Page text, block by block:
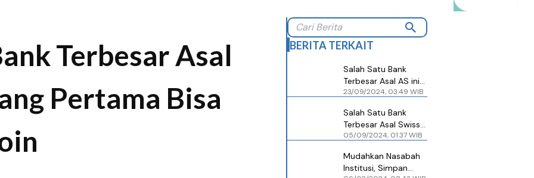
Terbesar Asal
Pertama Bisa
BERITA TERKAIT
Salah Satu Bank
Terbesar Asal AS ini
Jadi yang Pertama
23/09/2024, 03.49 WIB
Salah Satu Bank
Terbesar Asal Swiss
Ini Luncurkan
Kripto
05/09/2024, 01.37 WIB
Mudahkan Nasabah
Institusi, Simpan